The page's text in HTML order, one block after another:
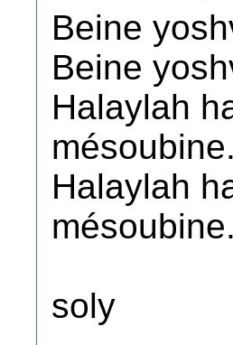
Beine
Beine
Halaylah
mésoubine.
Halaylah
mésoubine.
soly